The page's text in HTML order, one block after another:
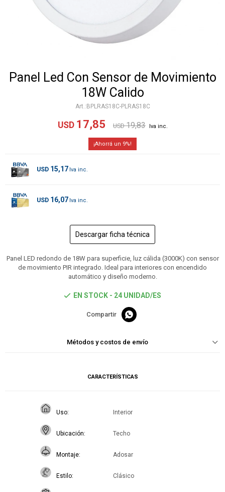
Panel Led Con Sensor de Movimiento
18W Calido
BPLRAS18C-PLRAS18C
USD 17,85 USD 19,83
9
USD 15,17
USD 16,07
Descargar ficha técnica
Panel LED redondo de 18W para superficie, luz cálida (3000K) con sensor
de movimiento PIR integrado. Ideal para interiores con encendido
automático y diseño moderno.
EN STOCK - 24 UNIDAD/ES

Métodos y costos de envío
CARACTERÍSTICAS
Uso Interior
Ubicación Techo
Montaje Adosar
Estilo Clásico